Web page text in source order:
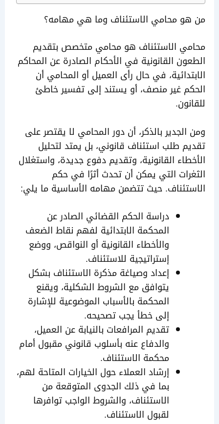
محامي الاستئناف وما هي مهامه؟
الاستئناف هو محامي متخصص بتقديم
القانونية في الأحكام الصادرة عن المحاكم
في حال رأى العميل أو المحامي أن
غير منصف، أو يستند إلى تفسير خاطئ
بالذكر، أن دور المحامي لا يقتصر على
طلب استئناف قانوني، بل يمتد لتحليل
القانونية، وتقديم دفوع جديدة، واستغلال
التي يمكن أن تحدث أثرًا في حكم
حيث تتضمن مهامه الأساسية ما يلي:
دراسة الحكم القضائي الصادر عن
المحكمة الابتدائية لفهم نقاط الضعف
والأخطاء القانونية أو النواقص، ووضع
إستراتيجية للاستئناف.
إعداد وصياغة مذكرة الاستئناف بشكل
يتوافق مع الشروط الشكلية، ويقنع
المحكمة بالأسباب الموضوعية للإشارة
إلى خطأ يجب تصحيحه.
تقديم المرافعات بالنيابة عن العميل،
والدفاع عنه بأسلوب قانوني مقبول أمام
محكمة الاستئناف.
إرشاد العملاء حول الخيارات المتاحة لهم،
بما في ذلك الجدوى المتوقعة من
الاستئناف، والشروط الواجب توافرها
لقبول الاستئناف.